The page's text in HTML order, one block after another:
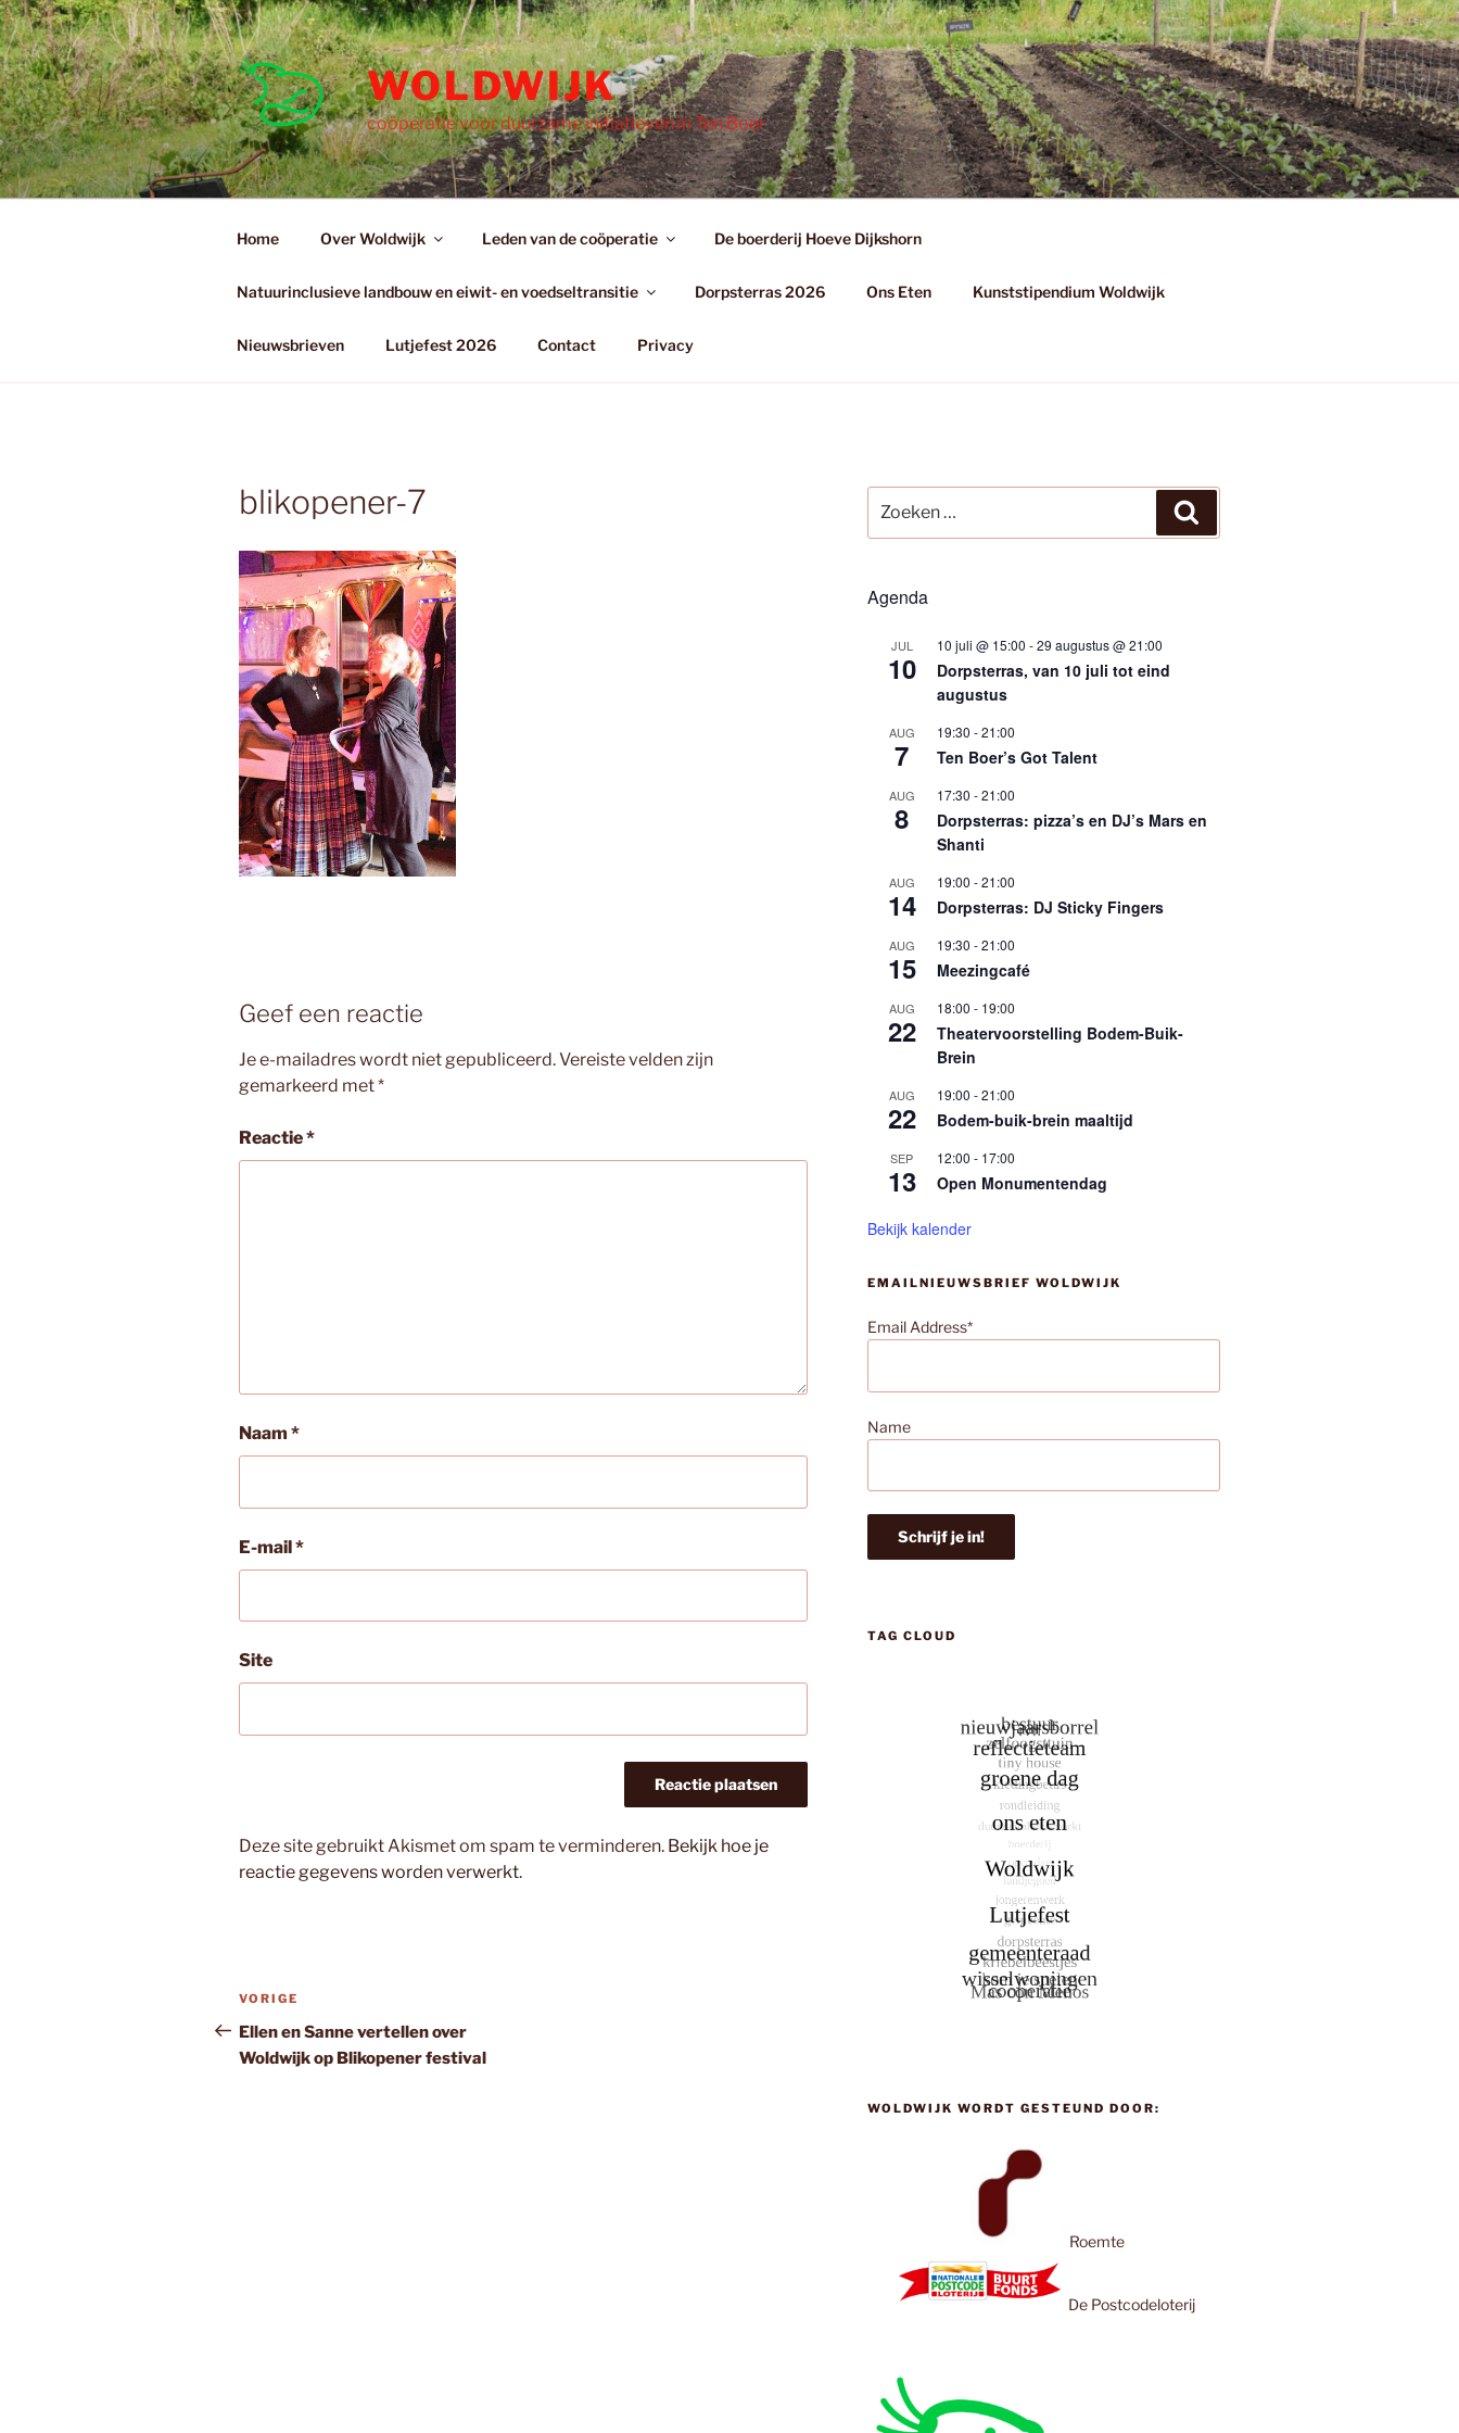
Ga
naar
de
inhoud
WOLDWIJK
coöperatie voor duurzame initiatieven in Ten Boer
Home Over Woldwijk Leden van de coöperatie De boerderij Hoeve Dijkshorn
Natuurinclusieve landbouw en eiwit- en voedseltransitie Dorpsterras 2026 Ons Eten Kunststipendium Woldwijk
Nieuwsbrieven Lutjefest 2026 Contact Privacy
blikopener-7
Geef een reactie
Je e-mailadres wordt niet gepubliceerd.Vereiste velden zijn
gemarkeerd met*
Reactie*
Naam *
E-mail*
Site
Deze site gebruikt Akismet om spam te verminderen. Bekijk hoe je
reactie gegevens worden verwerkt.
Bericht
navigatie
Vorig
bericht
VORIGE
Ellen en Sanne vertellen over
Woldwijk op Blikopener festival
naar:
Agenda
JUL
10
10 juli @ 15:00 -29 augustus @ 21:00
Dorpsterras, van 10 juli tot eind
augustus
AUG
7
19:30 -21:00
Ten Boer’s Got Talent
AUG
8
17:30 -21:00
Dorpsterras: pizza’s en DJ’s Mars en
Shanti
AUG
14
19:00 -21:00
Dorpsterras: DJ Sticky Fingers
AUG
15
19:30 -21:00
Meezingcafé
AUG
22
18:00 - 19:00
Theatervoorstelling Bodem-Buik-
Brein
AUG
22
19:00 -21:00
Bodem-buik-brein maaltijd
SEP
13
12:00 - 17:00
Open Monumentendag
Bekijk kalender
EMAILNIEUWSBRIEF WOLDWIJK
Email Address*
Name
TAG CLOUD
WOLDWIJK WORDT GESTEUND DOOR:
Roemte
De Postcodeloterij